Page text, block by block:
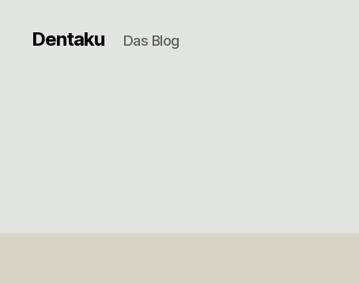
Dentaku Das Blog